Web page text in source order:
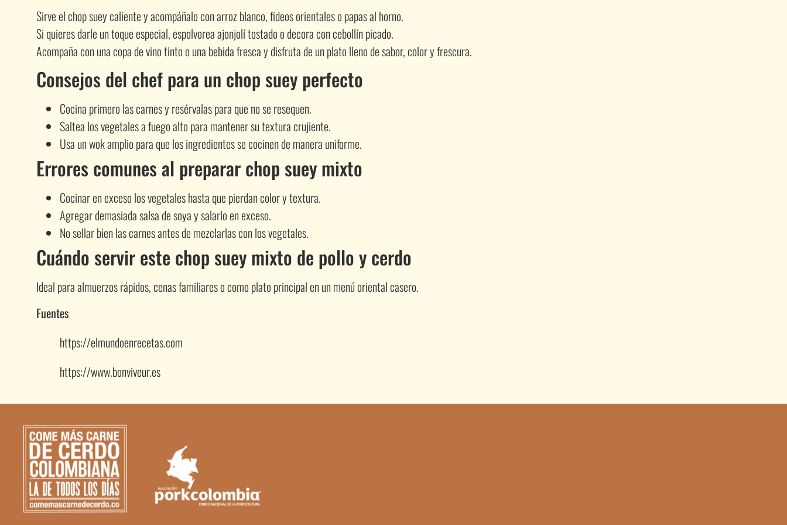
Sirve el chop suey caliente y acompáñalo con arroz blanco, fideos orientales o papas al horno.
Si quieres darle un toque especial, espolvorea ajonjolí tostado o decora con cebollín picado.
Acompaña con una copa de vino tinto o una bebida fresca y disfruta de un plato lleno de sabor, color y frescura.
Consejos del chef para un chop suey perfecto
Cocina primero las carnes y resérvalas para que no se resequen.
Saltea los vegetales a fuego alto para mantener su textura crujiente.
Usa un wok amplio para que los ingredientes se cocinen de manera uniforme.
Errores comunes al preparar chop suey mixto
Cocinar en exceso los vegetales hasta que pierdan color y textura.
Agregar demasiada salsa de soya y salarlo en exceso.
No sellar bien las carnes antes de mezclarlas con los vegetales.
Cuándo servir este chop suey mixto de pollo y cerdo
Ideal para almuerzos rápidos, cenas familiares o como plato principal en un menú oriental casero.
Fuentes
https://elmundoenrecetas.com
https://www.bonviveur.es